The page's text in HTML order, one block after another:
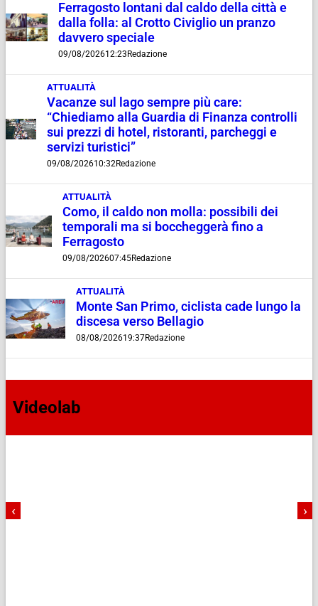
Ferragosto lontani dal caldo della città e
dalla folla: al Crotto Civiglio un pranzo
davvero speciale
09/08/202612:23 Redazione
ATTUALITÀ
Vacanze sul lago sempre più care:
“Chiediamo alla Guardia di Finanza controlli
sui prezzi di hotel, ristoranti, parcheggi e
servizi turistici”
09/08/202610:32Redazione
ATTUALITÀ
Como, il caldo non molla: possibili dei
temporali ma si boccheggerà fino a
Ferragosto
09/08/202607:45Redazione
ATTUALITÀ
Monte San Primo, ciclista cade lungo la
discesa verso Bellagio
08/08/202619:37Redazione
Videolab
‹ ›